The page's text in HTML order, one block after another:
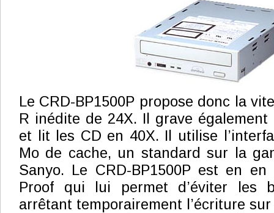
Le CRD-BP1500P propose donc la
R inédite de 24X. Il grave également
et lit les CD en 40X. Il utilise
Mo de cache, un standard sur la
Sanyo. Le CRD-BP1500P est en
Proof qui lui permet d’éviter les
arrêtant temporairement l’écriture